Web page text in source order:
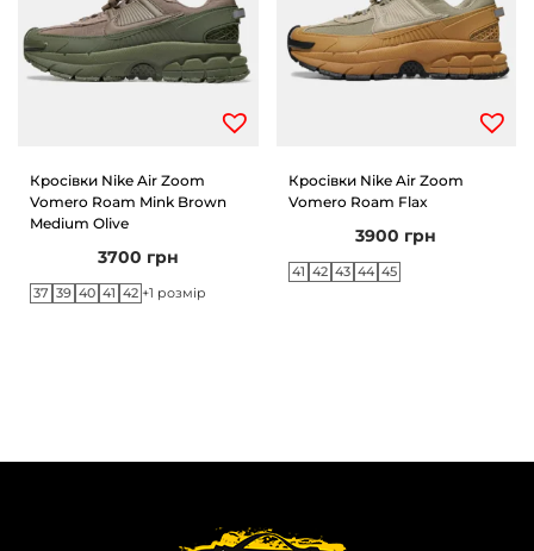
Кросівки Nike Air Zoom
Vomero Roam Mink Brown
Medium Olive
3700 грн
37 39 40 41 42 +1 розмір
Кросівки Nike Air Zoom
Vomero Roam Flax
3900 грн
41 42 43 44 45